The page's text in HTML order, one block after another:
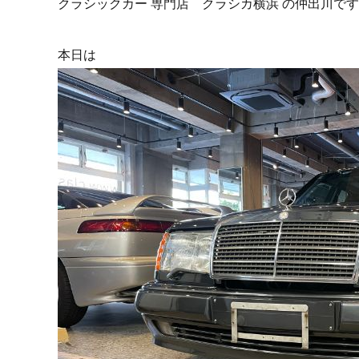
クラシックカー 専門店 クラシカ横浜 の仲出川で
本日は